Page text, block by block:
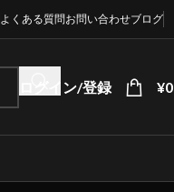
よくある質問お問い合わせブログ
ログイン/登録 ¥0